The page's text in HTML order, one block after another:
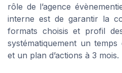
rôle de l’agence
interne est de garantir la
formats choisis et profil
systématiquement un
et un plan d’actions à 3 mois.